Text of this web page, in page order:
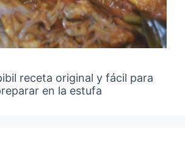
receta original y fácil para
en la estufa